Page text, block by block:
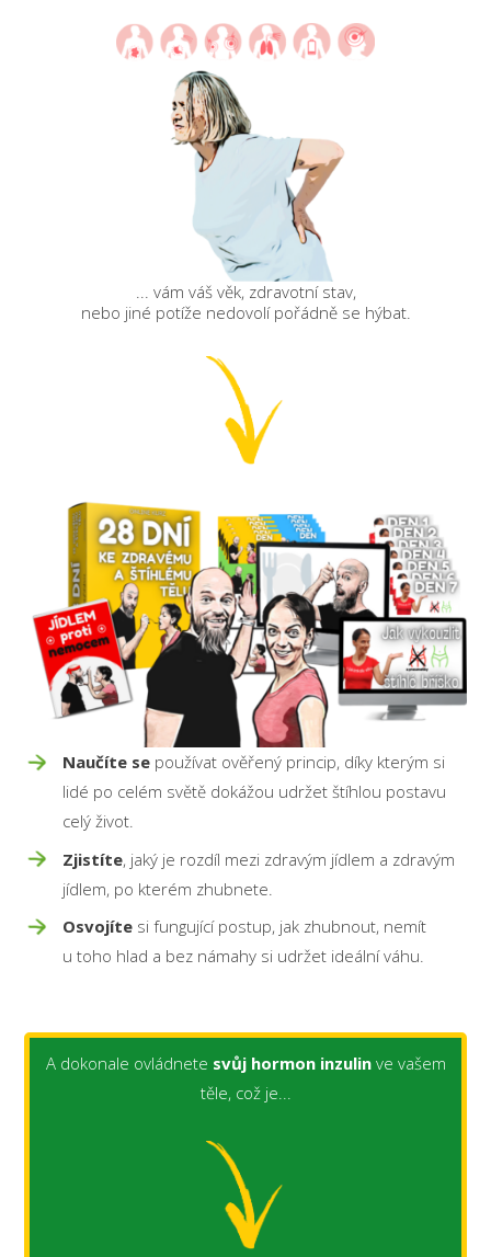
... vám váš věk, zdravotní stav,
nebo jiné potíže nedovolí pořádně se hýbat.
Naučíte se používat ověřený princip, díky kterým si
lidé po celém světě dokážou udržet štíhlou postavu
celý život.
Zjistíte, jaký je rozdíl mezi zdravým jídlem a zdravým
jídlem, po kterém zhubnete.
Osvojíte si fungující postup, jak zhubnout, nemít
u toho hlad a bez námahy si udržet ideální váhu.
A dokonale ovládnete svůj hormon inzulinve vašem
těle, což je...